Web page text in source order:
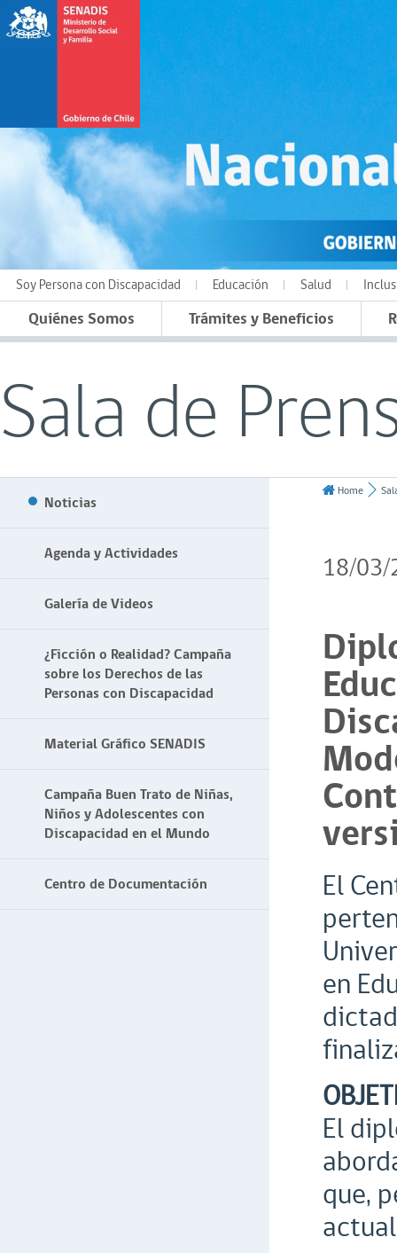
Soy Persona con Discapacidad Educación Salud
Quiénes Somos Trámites y Beneficios
Sala de
Noticias
Agenda y Actividades
Galería de Videos
¿Ficción o Realidad? Campaña
sobre los Derechos de las
Personas con Discapacidad
Material Gráfico SENADIS
Campaña Buen Trato de Niñas,
Niños y Adolescentes con
Discapacidad en el Mundo
Centro de Documentación
Home
18/
El
en
El
que,